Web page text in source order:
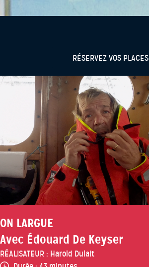
RÉSERVEZ VOS PLACES
ON LARGUE
Avec Édouard De Keyser
RÉALISATEUR : Harold Dulait